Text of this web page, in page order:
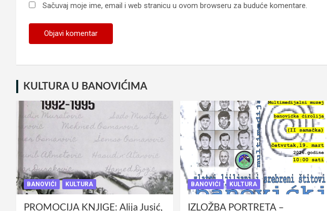
Sačuvaj moje ime, email i web stranicu u ovom browseru za buduće komentare.
KULTURA U BANOVIĆIMA
BANOVIĆI KULTURA
PROMOCIJA KNJIGE: Alija Jusić,
BANOVIĆI KULTURA
IZLOŽBA PORTRETA –